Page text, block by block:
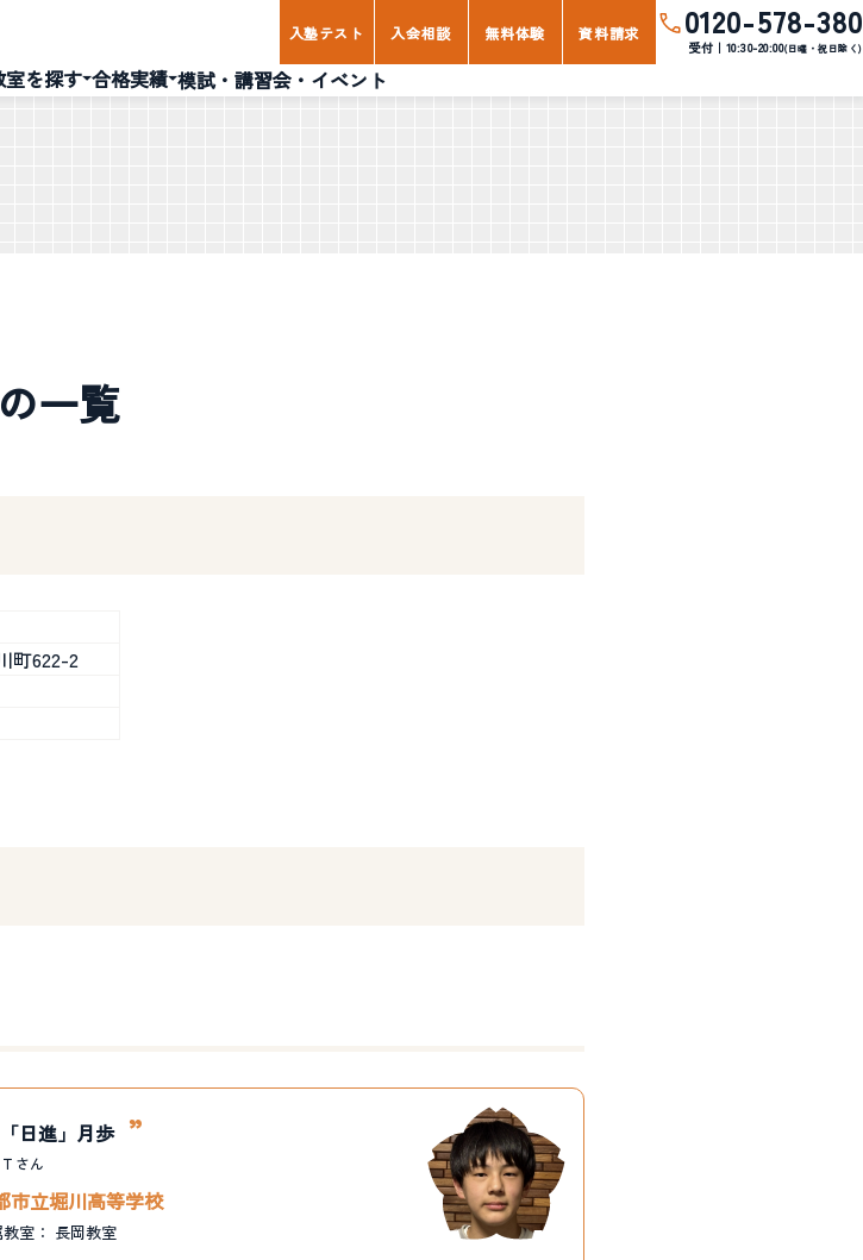
入塾テスト 入会相談 無料体験 資料請求 0120-578-380
受付｜10:30-20:00(日曜・祝日除く)
室を探す 合格実績 模試・講習会・イベント
一覧
町622-2
「日進」月歩
さん
市立堀川高等学校
室： 長岡教室